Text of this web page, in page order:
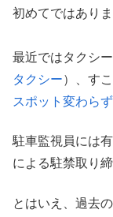
初めてではありま
最近ではタクシ
タクシー）、す
スポット変わらず
駐車監視員には
による駐禁取り
とはいえ、過去